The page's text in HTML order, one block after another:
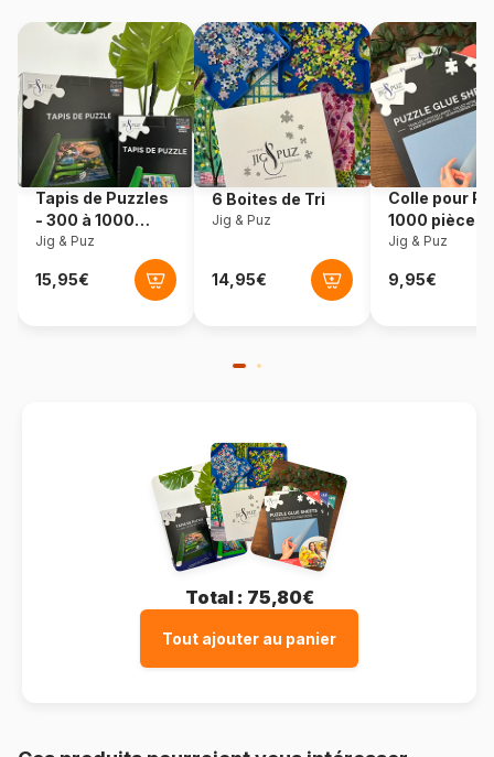
Grafika-F-33751
EAN 3663384337512
Nombre de pièces 1000 pièces
Dimensions 69 x 48 cm
Matière primaire
Tapis de Puzzles
- 300 à 1000
pièces
Jig & Puz
6 Boites de Tri
Jig & Puz
Colle pour
1000 pièces
Jig & Puz
Total : 75,80€
Tout ajouter au panier